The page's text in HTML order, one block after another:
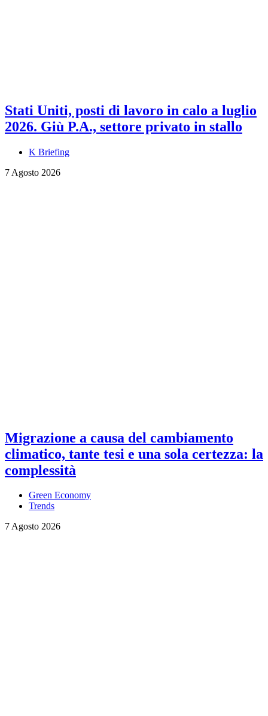
Stati Uniti, posti di lavoro in calo a luglio
2026. Giù P.A., settore privato in stallo
K Briefing
7 Agosto 2026
Migrazione a causa del cambiamento
climatico, tante tesi e una sola certezza: la
complessità
Green Economy
Trends
7 Agosto 2026